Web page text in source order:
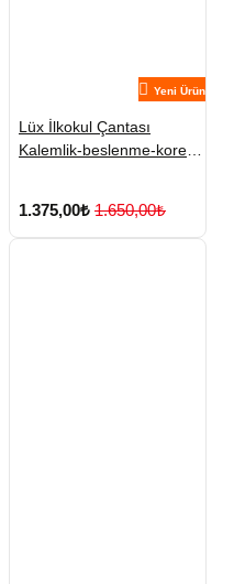
Yeni Ürün
Lüx İlkokul Çantası
Kalemlik-beslenme-kore
1.375,00₺ 1.650,00₺